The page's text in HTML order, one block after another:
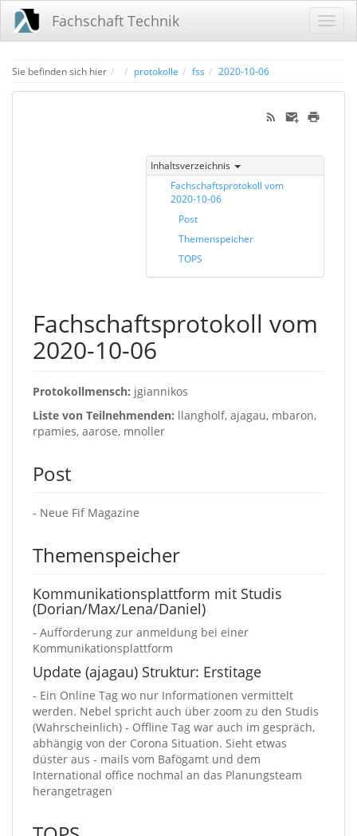
Fachschaft Technik
Sie befinden sich hier Homeprotokolle fss 2020-10-06
Inhaltsverzeichnis
Fachschaftsprotokoll vom
2020-10-06
Post
Themenspeicher
TOPS
Fachschaftsprotokoll vom
2020-10-06
Protokollmensch: jgiannikos
Liste von Teilnehmenden: llangholf, ajagau, mbaron,
rpamies, aarose, mnoller
Post
- Neue Fif Magazine
Themenspeicher
Kommunikationsplattform mit Studis
(Dorian/Max/Lena/Daniel)
- Aufforderung zur anmeldung bei einer
Kommunikationsplattform
Update (ajagau) Struktur: Erstitage
- Ein Online Tag wo nur Informationen vermittelt
werden. Nebel spricht auch über zoom zu den Studis
(Wahrscheinlich) - Offline Tag war auch im gespräch,
abhängig von der Corona Situation. Sieht etwas
düster aus - mails vom Bafögamt und dem
International office nochmal an das Planungsteam
herangetragen